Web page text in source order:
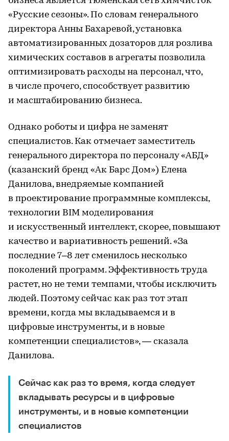
«Русские сезоны». По словам генерального
директора Анны Бахаревой, установка
автоматизированных дозаторов для розлива
химических составов в агрегаты позволила
оптимизировать расходы на персонал, что,
в числе прочего, способствует развитию
и масштабированию бизнеса.
Однако роботы и цифра не заменят
специалистов. Как отмечает заместитель
генерального директора по персоналу «АБД»
(казанский бренд «Ак Барс Дом») Елена
Данилова, внедряемые компанией
в проектирование программные комплексы,
технологии BIM моделирования
и искусственный интеллект, скорее, повышают
качество и вариативность решений. «За
последние 7–8 лет сменилось несколько
поколений программ. Эффективность труда
растет, но не теми темпами, чтобы исключить
людей. Поэтому сейчас как раз тот этап
времени, когда мы вкладываемся и в
цифровые инструменты, и в новые
компетенции специалистов», — сказала
Данилова.
Сейчас как раз то время, когда следует
вкладывать ресурсы и в цифровые
инструменты, и в новые компетенции
специалистов